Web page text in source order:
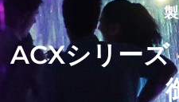
ACXシリーズ